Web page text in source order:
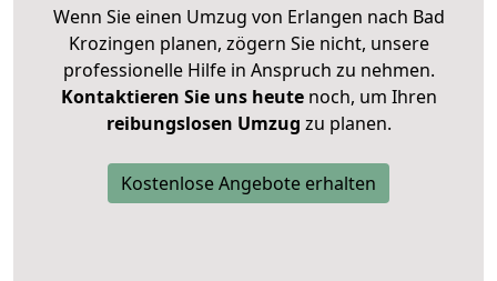
Wenn Sie einen Umzug von Erlangen nach Bad
Krozingen planen, zögern Sie nicht, unsere
professionelle Hilfe in Anspruch zu nehmen.
Kontaktieren Sie uns heutenoch, um Ihren
reibungslosen Umzug zu planen.
Kostenlose Angebote erhalten